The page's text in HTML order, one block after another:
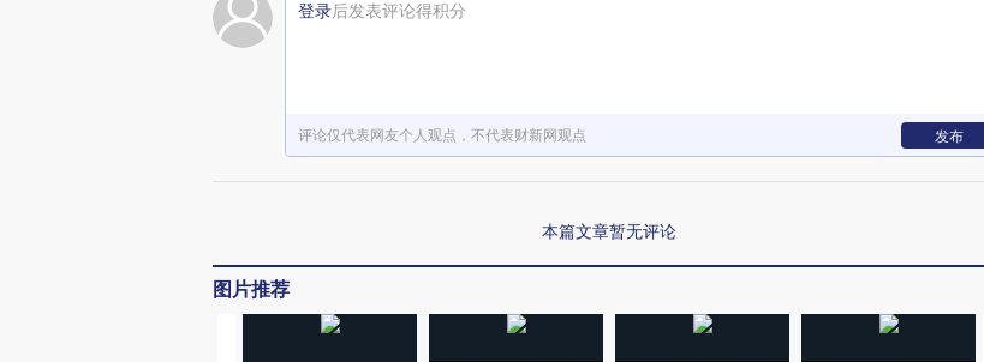
登录后发表评论得积分
评论仅代表网友个人观点，不代表财新网观点 发布
本篇文章暂无评论
图片推荐